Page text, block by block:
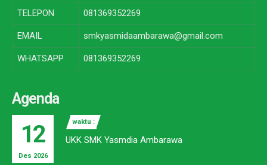
TELEPON 081369352269
EMAIL smkyasmidaambarawa@gmail.com
WHATSAPP 081369352269
Agenda
12
Des 2026
waktu :
UKK SMK Yasmdia Ambarawa